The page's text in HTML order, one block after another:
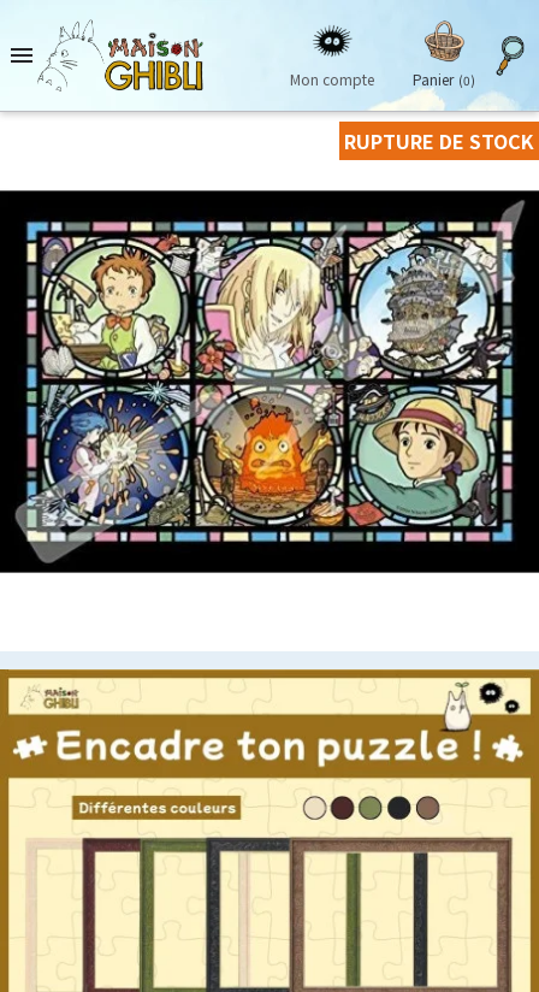

Mon compte Panier (0)
RUPTURE DE STOCK